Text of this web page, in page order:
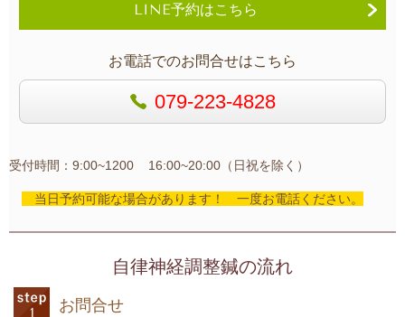
LINE予約はこちら
お電話でのお問合せはこちら
079-223-4828
受付時間：9:00~1200 16:00~20:00（日祝を除く）
当日予約可能な場合があります！ 一度お電話ください。
自律神経調整鍼の流れ
お問合せ